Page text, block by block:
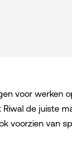
voor werken
de juiste
voorzien van